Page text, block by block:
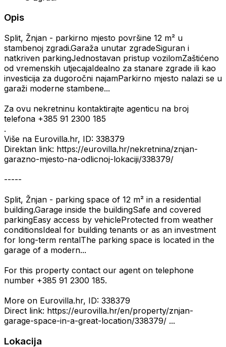
Opis
Split, Žnjan - parkirno mjesto površine 12 m² u
stambenoj zgradi.Garaža unutar zgradeSiguran i
natkriven parkingJednostavan pristup vozilomZaštićeno
od vremenskih utjecajaIdealno za stanare zgrade ili kao
investicija za dugoročni najamParkirno mjesto nalazi se u
garaži moderne stambene...
Za ovu nekretninu kontaktirajte agenticu na broj
telefona +385 91 2300 185
.
Više na Eurovilla.hr, ID: 338379
Direktan link: https://eurovilla.hr/nekretnina/znjan-
garazno-mjesto-na-odlicnoj-lokaciji/338379/
-----
Split, Žnjan - parking space of 12 m² in a residential
building.Garage inside the buildingSafe and covered
parkingEasy access by vehicleProtected from weather
conditionsIdeal for building tenants or as an investment
for long-term rentalThe parking space is located in the
garage of a modern...
For this property contact our agent on telephone
number +385 91 2300 185.
More on Eurovilla.hr, ID: 338379
Direct link: https://eurovilla.hr/en/property/znjan-
garage-space-in-a-great-location/338379/ ...
Lokacija